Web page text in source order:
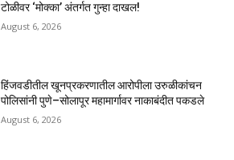
टोळीवर ‘मोक्का’ अंतर्गत गुन्हा दाखल!
August 6, 2026
हिंजवडीतील खूनप्रकरणातील आरोपीला उरुळीकांचन
पोलिसांनी पुणे–सोलापूर महामार्गावर नाकाबंदीत पकडले
August 6, 2026